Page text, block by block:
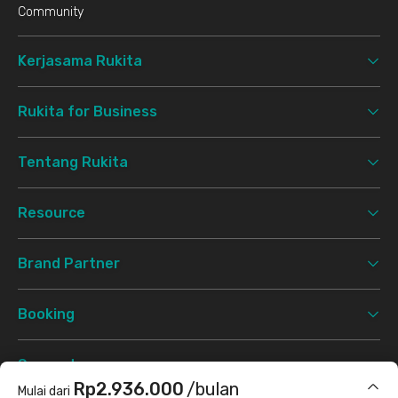
Mulai dari Rp2.936.000 /bulan
Community
Kerjasama Rukita
Rukita for Business
Tentang Rukita
Resource
Brand Partner
Booking
Support